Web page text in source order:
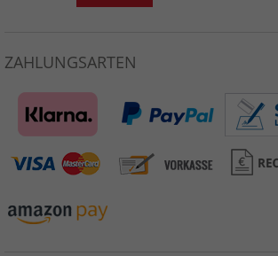
ZAHLUNGSARTEN